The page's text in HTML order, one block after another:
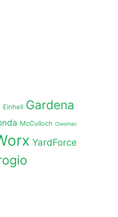
Einhell Gardena
McCulloch Oleomac
YardForce